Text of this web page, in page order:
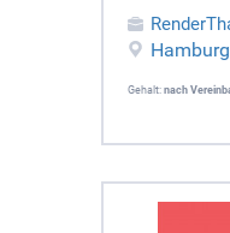
Hamburg
Gehalt: nach